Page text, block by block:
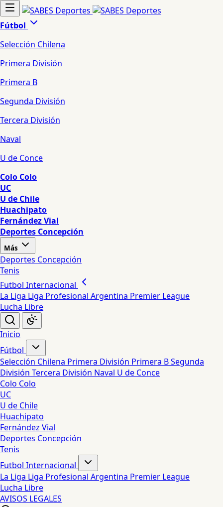
Fútbol
Selección Chilena
Primera División
Primera B
Segunda División
Tercera División
Naval
U de Conce
Colo Colo
UC
U de Chile
Huachipato
Fernández Vial
Deportes Concepción
Más
Deportes Concepción
Tenis
Futbol Internacional
La Liga Liga Profesional Argentina Premier League
Lucha Libre
Inicio
Fútbol
Selección Chilena Primera División Primera BSegunda
División Tercera División Naval U de Conce
Colo Colo
UC
U de Chile
Huachipato
Fernández Vial
Deportes Concepción
Tenis
Futbol Internacional
La Liga Liga Profesional Argentina Premier League
Lucha Libre
AVISOS LEGALES